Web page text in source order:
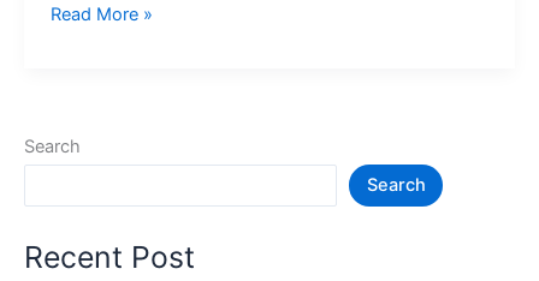
15+
जगह
Places
Read More »
Search
Search
Recent Post